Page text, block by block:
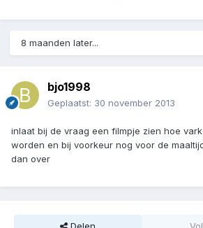
8 maanden later...
bjo1998
Geplaatst: 30 november 2013
inlaat bij de vraag een filmpje zien hoe
worden en bij voorkeur nog voor de
dan over